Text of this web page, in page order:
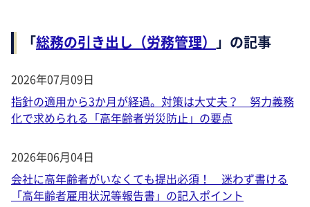
「総務の引き出し（労務管理） 」の記事
2026年07月09日
指針の適用から3か月が経過。対策は大丈夫？ 努力義務
化で求められる「高年齢者労災防止」の要点
2026年06月04日
会社に高年齢者がいなくても提出必須！ 迷わず書ける
「高年齢者雇用状況等報告書」の記入ポイント